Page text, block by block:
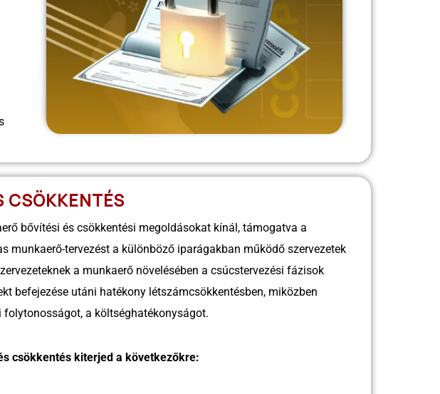
CSÖKKENTÉS
bővítési és csökkentési megoldásokat kínál, támogatva a
munkaerő-tervezést a különböző iparágakban működő szervezetek
a munkaerő növelésében a csúcstervezési fázisok
befejezése utáni hatékony létszámcsökkentésben, miközben
a költséghatékonyságot.
csökkentés kiterjed a következőkre: